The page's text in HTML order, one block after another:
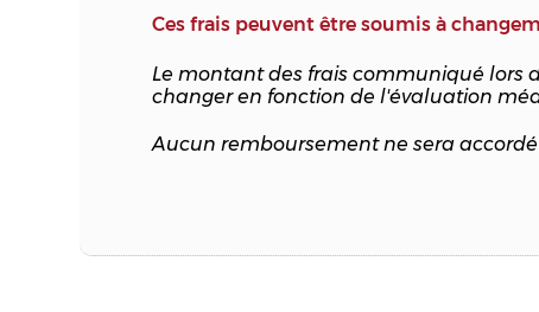
Ces frais peuvent être soumis à
Le montant des frais communiqué lors
changer en fonction de l'évaluation
Aucun remboursement ne sera